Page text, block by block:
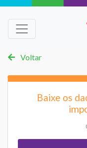
Voltar
Baixe os